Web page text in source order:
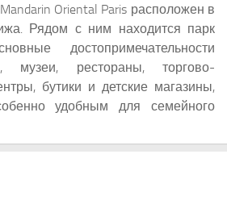
Oriental Paris расположен в
Рядом с ним находится парк
достопримечательности
музеи, рестораны, торгово-
бутики и детские магазины,
удобным для семейного